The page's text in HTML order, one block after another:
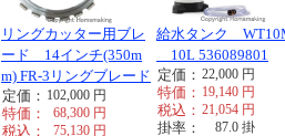
リングカッター用ブレ
ード 14インチ(350m
m) FR-3リングブレード
定価： 102,000 円
特価： 68,300 円
税込： 75,130 円
給水タンク
10L 536089801
定価： 22,000 円
特価： 19,140 円
税込： 21,054 円
掛率： 87.0 掛